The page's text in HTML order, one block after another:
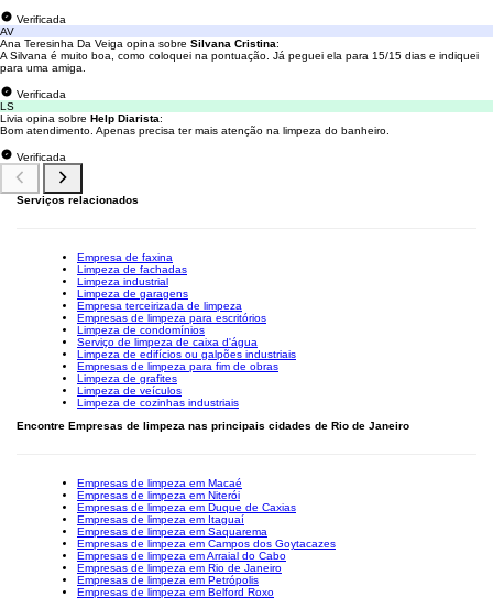
Verificada
AV
Ana Teresinha Da Veiga opina sobre Silvana Cristina:
A Silvana é muito boa, como coloquei na pontuação. Já peguei ela para 15/15 dias e indiquei
para uma amiga.
Verificada
LS
Livia opina sobre Help Diarista:
Bom atendimento. Apenas precisa ter mais atenção na limpeza do banheiro.
Verificada
Serviços relacionados
Empresa de faxina
Limpeza de fachadas
Limpeza industrial
Limpeza de garagens
Empresa terceirizada de limpeza
Empresas de limpeza para escritórios
Limpeza de condomínios
Serviço de limpeza de caixa d'água
Limpeza de edifícios ou galpões industriais
Empresas de limpeza para fim de obras
Limpeza de grafites
Limpeza de veículos
Limpeza de cozinhas industriais
Encontre Empresas de limpeza nas principais cidades de Rio de Janeiro
Empresas de limpeza em Macaé
Empresas de limpeza em Niterói
Empresas de limpeza em Duque de Caxias
Empresas de limpeza em Itaguaí
Empresas de limpeza em Saquarema
Empresas de limpeza em Campos dos Goytacazes
Empresas de limpeza em Arraial do Cabo
Empresas de limpeza em Rio de Janeiro
Empresas de limpeza em Petrópolis
Empresas de limpeza em Belford Roxo